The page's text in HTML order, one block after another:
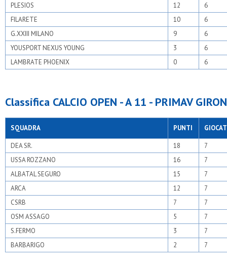
PLESIOS
12
6
FILARETE
10
6
G.XXIII MILANO
9
6
YOUSPORT NEXUS YOUNG
3
6
LAMBRATE PHOENIX
0 6
Classifica CALCIO OPEN - A 11 - PRIMAV
SQUADRA PUNTI
DEA SR. 18
7
USSA ROZZANO
16
7
ALBATAL SEGURO
15
7
ARCA
12
7
CSRB
7
7
OSM ASSAGO
5
7
S.FERMO
3
7
BARBARIGO
2 7